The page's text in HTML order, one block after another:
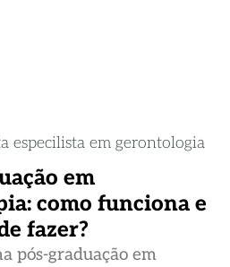
especilista em gerontologia
em
como funciona e
fazer?
pós-graduação em